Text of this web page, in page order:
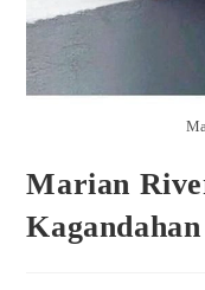
Marian